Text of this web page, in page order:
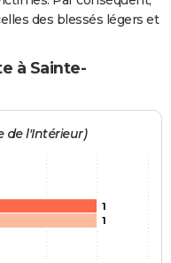
des blessés légers et
à Sainte-
de l'Intérieur)
1
1